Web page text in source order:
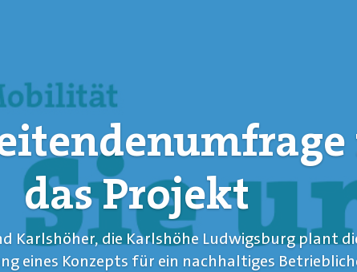
das Projekt
Karlshöher, die Karlshöhe Ludwigsburg plant
eines Konzepts für ein nachhaltiges